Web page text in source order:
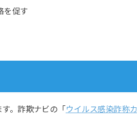
を促す
。詐欺ナビの「ウイルス感染詐称カ